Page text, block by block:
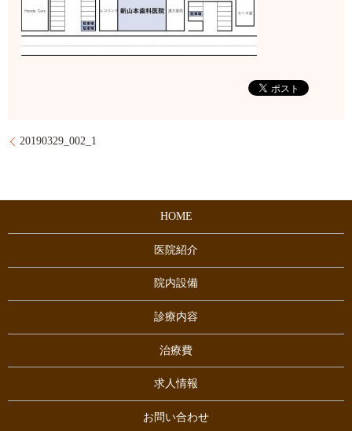
20190329_002_1
HOME
医院紹介
院内設備
診療内容
治療費
求人情報
お問い合わせ